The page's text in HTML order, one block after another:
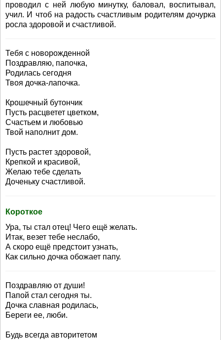
проводил с ней любую минутку, баловал, воспитывал,
учил. И чтоб на радость счастливым родителям дочурка
росла здоровой и счастливой.
Тебя с новорожденной
Поздравляю, папочка,
Родилась сегодня
Твоя дочка-лапочка.
Крошечный бутончик
Пусть расцветет цветком,
Счастьем и любовью
Твой наполнит дом.
Пусть растет здоровой,
Крепкой и красивой,
Желаю тебе сделать
Доченьку счастливой.
Короткое
Ура, ты стал отец! Чего ещё желать.
Итак, везет тебе неслабо,
А скоро ещё предстоит узнать,
Как сильно дочка обожает папу.
Поздравляю от души!
Папой стал сегодня ты.
Дочка славная родилась,
Береги ее, люби.
Будь всегда авторитетом